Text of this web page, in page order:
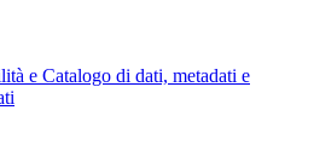
e Catalogo di dati, metadati e